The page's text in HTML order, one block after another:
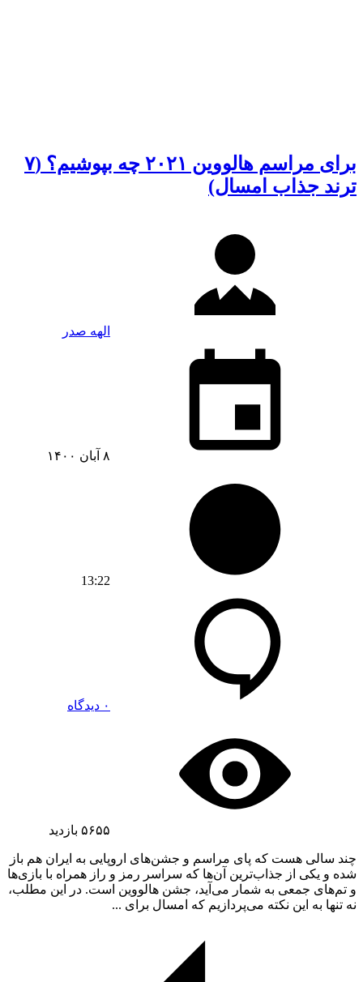
برای مراسم هالووین ۲۰۲۱ چه بپوشیم؟ (۷
ترند جذاب امسال)
الهه صدر
۸ آبان ۱۴۰۰
13:22
۰ دیدگاه
۵۶۵۵ بازدید
چند سالی هست که پای مراسم و جشن‌های اروپایی به ایران هم باز
شده و یکی از جذاب‌ترین آن‌ها که سراسر رمز و راز همراه با بازی‌ها
و تم‌های جمعی به شمار می‌آید، جشن هالووین است. در این مطلب،
نه تنها به این نکته می‌پردازیم که امسال برای ...